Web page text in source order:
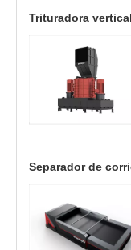
Trituradora vertical
Separador de